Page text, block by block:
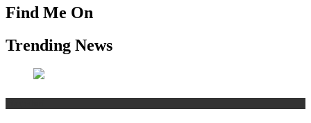
Find Me On
Trending News